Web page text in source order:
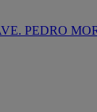
PEDRO